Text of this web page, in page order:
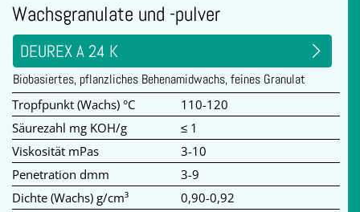
Wachsgranulate und -pulver
DEUREX A 24 K
Biobasiertes, pflanzliches Behenamidwachs, feines Granulat
Tropfpunkt (Wachs) °C
110-120
Säurezahl mg KOH/g
≤ 1
Viskosität mPas
3-10
Penetration dmm
3-9
Dichte (Wachs) g/cm³
0,90-0,92